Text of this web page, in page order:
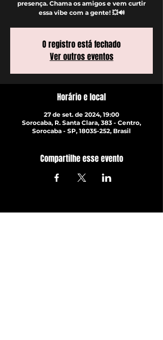
presença. Chama os amigos e vem curtir
essa vibe com a gente! 💥🔊
O registro está fechado
Ver outros eventos
Horário e local
27 de set. de 2024, 19:00
Sorocaba, R. Santa Clara, 383 - Centro,
Sorocaba - SP, 18035-252, Brasil
Compartilhe esse evento